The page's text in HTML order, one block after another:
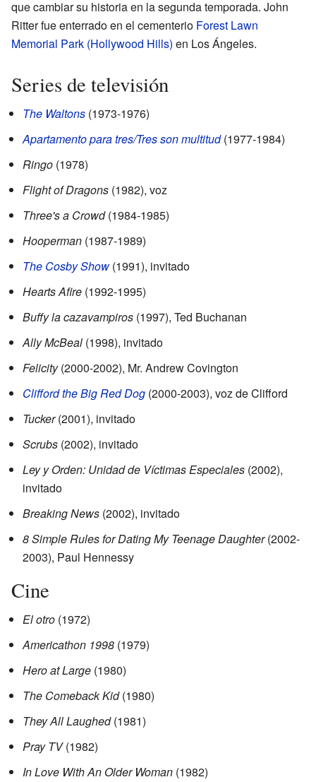
que cambiar su historia en la segunda temporada. John
Ritter fue enterrado en el cementerio Forest Lawn
Memorial Park (Hollywood Hills) en Los Ángeles.
Series de televisión
The Waltons (1973-1976)
Apartamento para tres/Tres son multitud(1977-1984)
Ringo (1978)
Flight of Dragons (1982), voz
Three's a Crowd(1984-1985)
Hooperman (1987-1989)
The Cosby Show(1991), invitado
Hearts Afire (1992-1995)
Buffy la cazavampiros (1997), Ted Buchanan
Ally McBeal (1998), invitado
Felicity(2000-2002), Mr. Andrew Covington
Clifford the Big Red Dog (2000-2003), voz de Clifford
Tucker(2001), invitado
Scrubs (2002), invitado
Ley y Orden: Unidad de Víctimas Especiales (2002),
invitado
Breaking News (2002), invitado
8 Simple Rules for Dating My Teenage Daughter(2002-
2003), Paul Hennessy
Cine
El otro (1972)
Americathon 1998 (1979)
Hero at Large (1980)
The Comeback Kid(1980)
They All Laughed(1981)
Pray TV(1982)
In Love With An Older Woman (1982)